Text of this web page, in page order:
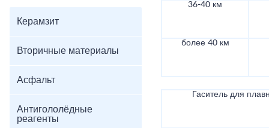
Керамзит
Вторичные материалы
Асфальт
Антигололёдные
реагенты
36-40 км
более 40 км
Гаситель для